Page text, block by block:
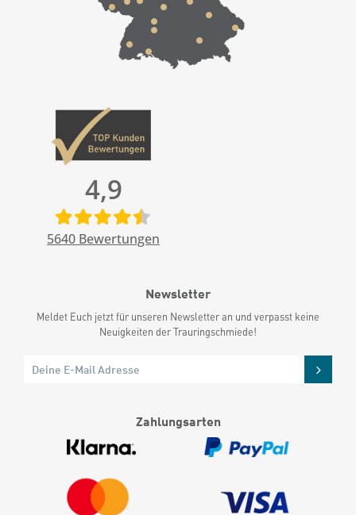
4,9
5640 Bewertungen
Newsletter
Meldet Euch jetzt für unseren Newsletter an und verpasst keine
Neuigkeiten der Trauringschmiede!
Zahlungsarten